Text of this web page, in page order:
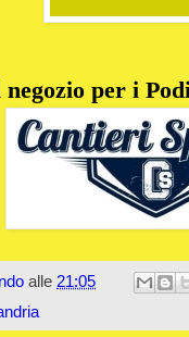
per i
alle 21:05